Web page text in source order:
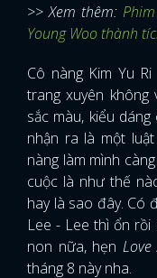
>> Xem thêm:
Young Woo thành
Cô nàng Kim Yu
trang xuyên
sắc màu, kiểu
nhận ra là một
nàng làm mình
cuộc là như thế
hay là sao đây. Có
Lee - Lee thì ổn
non nữa, hẹn
tháng 8 này nha.